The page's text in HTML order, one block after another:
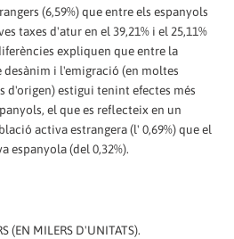
(6,59%) que entre els espanyols
taxes d'atur en el 39,21% i el 25,11%
expliquen que entre la
i l'emigració (en moltes
d'origen) estigui tenint efectes més
el que es reflecteix en un
activa estrangera (l' 0,69%) que el
espanyola (del 0,32%).
(EN MILERS D'UNITATS).